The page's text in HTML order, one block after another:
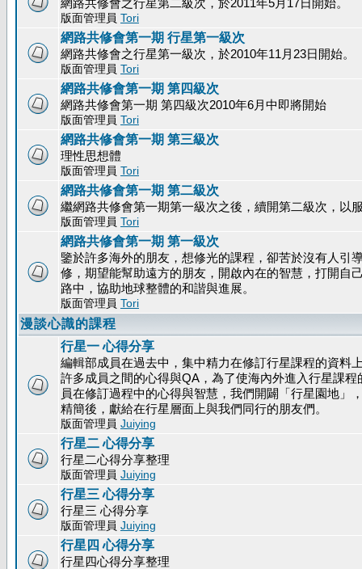
網路共修會之行星第二級次，於2011年5月17日開始。
版面管理員 Tori
網路共修會第一期 行星第一級次
網路共修會之行星第一級次，於2010年11月23日開始。
版面管理員 Tori
網路共修會第一期 第四級次
網路共修會第一期 第四級次2010年6月中即將開始
版面管理員 Tori
網路共修會第一期 第三級次
理性思想體
版面管理員 Tori
網路共修會第一期 第二級次
繼網路共修會第一期第一級次之後，續開第二級次，以
版面管理員 Tori
網路共修會第一期 第一級次
鑒於許多海外的朋友，想修光的課程，卻苦於沒有人引
修，期望能幫助遠方的朋友，開啟內在的智慧，打開自
路中，協助地球整體的和諧與進展。
版面管理員 Tori
漫談心識的課程
行星一 心得分享
編輯部成員在過去中，集中精力在修訂行星課程的資料
許多成員之間的心得與QA，為了使海內外進入行星課
員在修訂過程中的心得與智慧，我們開闢「行星園地」
精簡後，獻給在行星層面上與我們同行的朋友們。
版面管理員 Juiying
行星二 心得分享
行星二心得分享整理
版面管理員 Juiying
行星三 心得分享
行星三 心得分享
版面管理員 Juiying
行星四 心得分享
行星四心得分享整理